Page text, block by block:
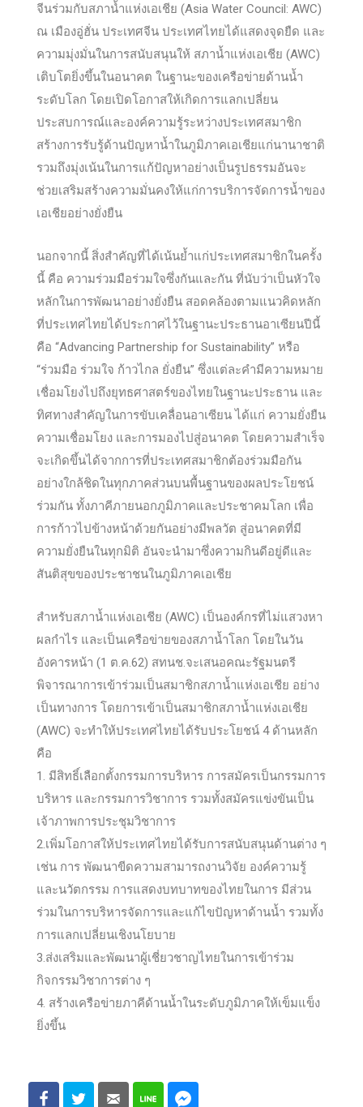
จีนร่วมกับสภาน้ำแห่งเอเชีย (Asia Water Council: AWC)
ณ เมืองอู่ฮั่น ประเทศจีน ประเทศไทยได้แสดงจุดยืด และ
ความมุ่งมั่นในการสนับสนุนให้ สภาน้ำแห่งเอเชีย (AWC)
เติบโตยิ่งขึ้นในอนาคต ในฐานะของเครือข่ายด้านน้ำ
ระดับโลก โดยเปิดโอกาสให้เกิดการแลกเปลี่ยน
ประสบการณ์และองค์ความรู้ระหว่างประเทศสมาชิก
สร้างการรับรู้ด้านปัญหาน้ำในภูมิภาคเอเชียแก่นานาชาติ
รวมถึงมุ่งเน้นในการแก้ปัญหาอย่างเป็นรูปธรรมอันจะ
ช่วยเสริมสร้างความมั่นคงให้แก่การบริการจัดการน้ำของ
เอเชียอย่างยั่งยืน
นอกจากนี้ สิ่งสำคัญที่ได้เน้นย้ำแก่ประเทศสมาชิกในครั้ง
นี้ คือ ความร่วมมือร่วมใจซึ่งกันและกัน ที่นับว่าเป็นหัวใจ
หลักในการพัฒนาอย่างยั่งยืน สอดคล้องตามแนวคิดหลัก
ที่ประเทศไทยได้ประกาศไว้ในฐานะประธานอาเซียนปีนี้
คือ “Advancing Partnership for Sustainability” หรือ
“ร่วมมือ ร่วมใจ ก้าวไกล ยั่งยืน” ซึ่งแต่ละคำมีความหมาย
เชื่อมโยงไปถึงยุทธศาสตร์ของไทยในฐานะประธาน และ
ทิศทางสำคัญในการขับเคลื่อนอาเซียน ได้แก่ ความยั่งยืน
ความเชื่อมโยง และการมองไปสู่อนาคต โดยความสำเร็จ
จะเกิดขึ้นได้จากการที่ประเทศสมาชิกต้องร่วมมือกัน
อย่างใกล้ชิดในทุกภาคส่วนบนพื้นฐานของผลประโยชน์
ร่วมกัน ทั้งภาคีภายนอกภูมิภาคและประชาคมโลก เพื่อ
การก้าวไปข้างหน้าด้วยกันอย่างมีพลวัต สู่อนาคตที่มี
ความยั่งยืนในทุกมิติ อันจะนำมาซึ่งความกินดีอยู่ดีและ
สันติสุขของประชาชนในภูมิภาคเอเชีย
สำหรับสภาน้ำแห่งเอเชีย (AWC) เป็นองค์กรที่ไม่แสวงหา
ผลกําไร และเป็นเครือข่ายของสภาน้ำโลก โดยในวัน
อังคารหน้า (1 ต.ค.62) สทนช.จะเสนอคณะรัฐมนตรี
พิจารณาการเข้าร่วมเป็นสมาชิกสภาน้ำแห่งเอเชีย อย่าง
เป็นทางการ โดยการเข้าเป็นสมาชิกสภาน้ำแห่งเอเชีย
(AWC) จะทําให้ประเทศไทยได้รับประโยชน์ 4 ด้านหลัก
คือ
1. มีสิทธิ์เลือกตั้งกรรมการบริหาร การสมัครเป็นกรรมการ
บริหาร และกรรมการวิชาการ รวมทั้งสมัครแข่งขันเป็น
เจ้าภาพการประชุมวิชาการ
2.เพิ่มโอกาสให้ประเทศไทยได้รับการสนับสนุนด้านต่าง ๆ
เช่น การ พัฒนาขีดความสามารถงานวิจัย องค์ความรู้
และนวัตกรรม การแสดงบทบาทของไทยในการ มีส่วน
ร่วมในการบริหารจัดการและแก้ไขปัญหาด้านน้ำ รวมทั้ง
การแลกเปลี่ยนเชิงนโยบาย
3.ส่งเสริมและพัฒนาผู้เชี่ยวชาญไทยในการเข้าร่วม
กิจกรรมวิชาการต่าง ๆ
4. สร้างเครือข่ายภาคีด้านน้ำในระดับภูมิภาคให้เข็มแข็ง
ยิ่งขึ้น